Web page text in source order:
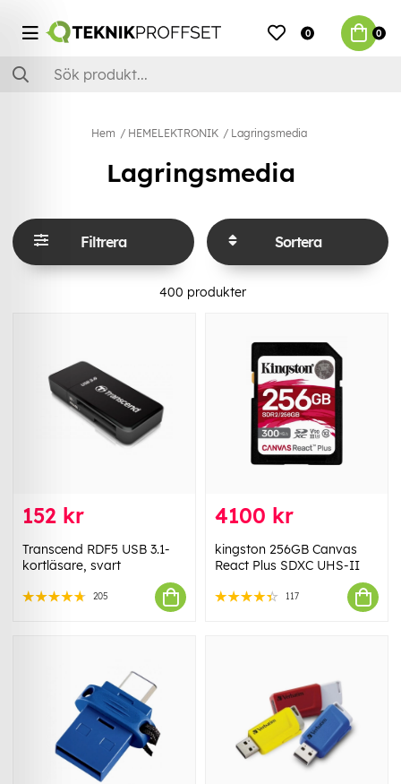
0 0
Hem HEMELEKTRONIK Lagringsmedia
Lagringsmedia
Filtrera Sortera
400 produkter
152 kr
Transcend RDF5 USB 3.1-
kortläsare, svart
205
4100 kr
kingston 256GB Canvas
React Plus SDXC UHS-II
117